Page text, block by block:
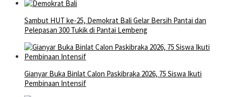
Sambut HUT ke-25, Demokrat Bali Gelar Bersih Pantai dan
Pelepasan 300 Tukik di Pantai Lembeng
Gianyar Buka Binlat Calon Paskibraka 2026, 75 Siswa Ikuti
Pembinaan Intensif